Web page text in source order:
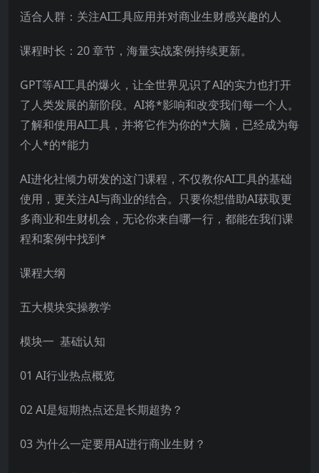
适合人群：关注AI工具应用并对商业生财感兴趣的人
课程时长：20 章节，海量实战案例持续更新。
GPT等AI工具的爆火，让全世界见识了AI的实力也打开
了人类发展的新阶段。AI将*影响和改变我们每一个人。
了解和使用AI工具，并将它作为你的*大脑，已经成为每
个人*的*能力
AI进化社倾力研发的这门课程，不仅教你AI工具的基础
使用，更关注AI与商业的结合。只要你想借助AI获取更
多商业和生财机会，无论你来自哪一行，都能在我们课
程和案例中找到*
课程大纲
五大模块实操教学
模块一 基础认知
01 AI行业热点概览
02 AI是短期热点还是长期超势？
03 为什么一定要用AI进行商业生财？